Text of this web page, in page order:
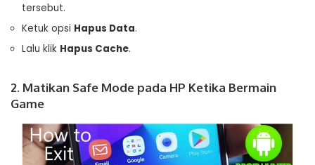
tersebut.
Ketuk opsi Hapus Data.
Lalu klik Hapus Cache.
2. Matikan Safe Mode pada HP Ketika Bermain
Game